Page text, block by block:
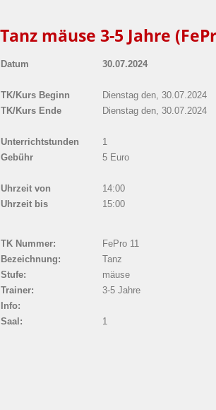
Tanz mäuse 3-5 Jahre
Datum 30.07.2024
TK/Kurs Beginn
Dienstag den, 30.07.2024
TK/Kurs Ende
Dienstag den, 30.07.2024
Unterrichtstunden
1
Gebühr
5 Euro
Uhrzeit von
14:00
Uhrzeit bis
15:00
TK Nummer:
FePro 11
Bezeichnung:
Tanz
Stufe:
mäuse
Trainer:
3-5 Jahre
Info:
Saal:
1